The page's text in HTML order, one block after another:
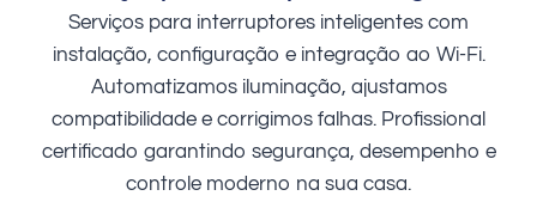
Serviços para interruptores inteligentes com
instalação, configuração e integração ao Wi-Fi.
Automatizamos iluminação, ajustamos
compatibilidade e corrigimos falhas. Profissional
certificado garantindo segurança, desempenho e
controle moderno na sua casa.